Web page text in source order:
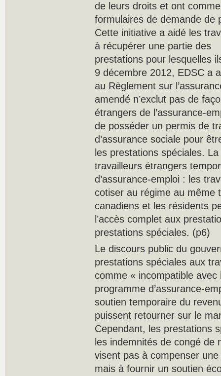
de leurs droits et ont
formulaires de demande de
Cette initiative a aidé les
à récupérer une partie des
prestations pour lesquelles
9 décembre 2012, EDSC a
au Règlement sur
amendé n’exclut pas de
étrangers de l’assurance-
de posséder un permis de
d’assurance sociale pour
les prestations spéciales.
travailleurs étrangers
d’assurance-emploi : les
cotiser au régime au même
canadiens et les résidents
l’accès complet aux
prestations spéciales. (p6)
Le discours public du
prestations spéciales aux
comme « incompatible
programme d’assurance-
soutien temporaire du
puissent retourner sur le
Cependant, les prestations
les indemnités de congé de
visent pas à compenser
mais à fournir un soutien